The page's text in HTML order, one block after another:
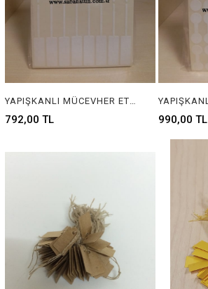
YAPIŞKANLI MÜCEVHER ETİKETİ, MÜCEVHER ETİKETİ, TAKI ETİKETİ, BARKOD ETİKETİ, PIRLANTA ETİKETİ, GÜMÜŞÇÜ ETİKETİ, BİJÜTERİ ETİKETİ, KUYUMCU ETİKETİ, JEWELRY TAG, JEWELRY LABEL, BARCOD TAG, SILVER TAG, GOLD TAG , DIAMOND TAG
792,00 TL 990,00 TL